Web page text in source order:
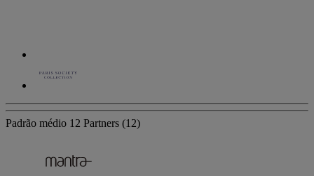
Padrão médio 12 Partners (12)